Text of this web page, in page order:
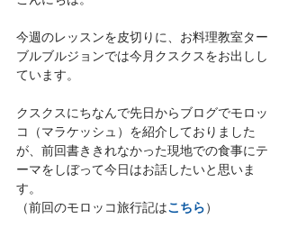
今週のレッスンを皮切りに、お料理教室ター
ブルブルジョンでは今月クスクスをお出しし
ています。
クスクスにちなんで先日からブログでモロッ
コ（マラケッシュ）を紹介しておりました
が、前回書ききれなかった現地での食事にテ
ーマをしぼって今日はお話したいと思いま
す。
（前回のモロッコ旅行記はこちら）